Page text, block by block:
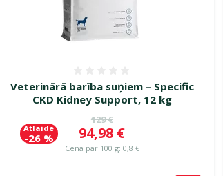
Veterinārā barība suņiem – Specific
CKD Kidney Support, 12 kg
Oriģinālā cena
129 €
Cena
94,98 €
Cena par 100 g: 0,8 €
Atlaide
-26 %